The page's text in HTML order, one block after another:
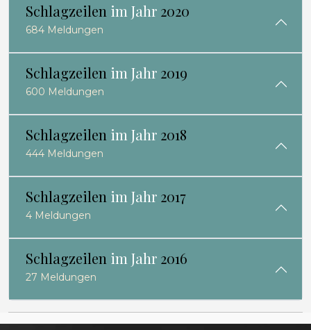
Schlagzeilen im Jahr 2020
684 Meldungen
Schlagzeilen im Jahr 2019
600 Meldungen
Schlagzeilen im Jahr 2018
444 Meldungen
Schlagzeilen im Jahr 2017
4 Meldungen
Schlagzeilen im Jahr 2016
27 Meldungen